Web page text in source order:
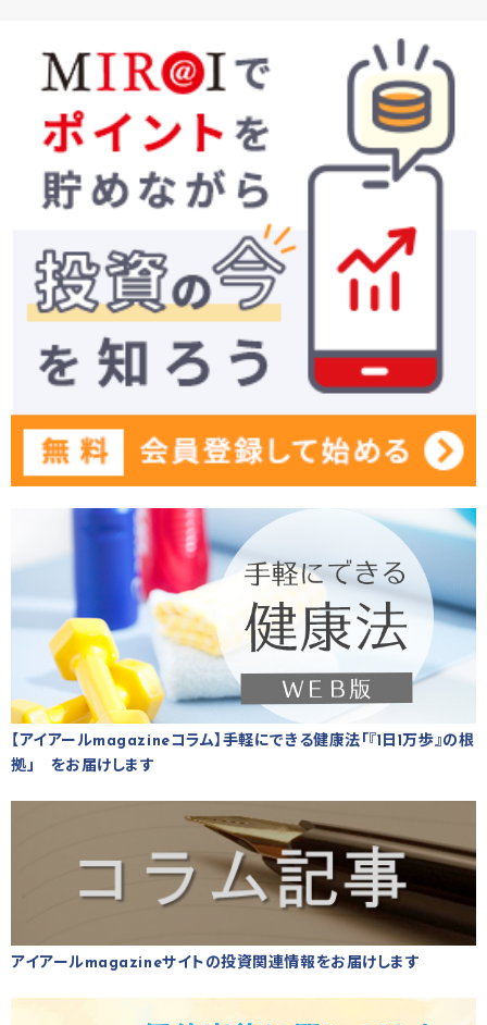
【アイアールmagazineコラム】手軽にできる健康法「『1日1万歩』の根
拠」 をお届けします
アイアールmagazineサイトの投資関連情報をお届けします